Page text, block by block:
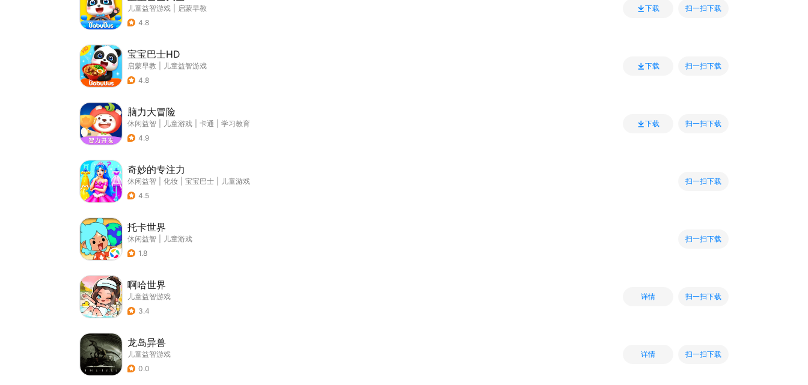
儿童益智游戏
启蒙早教
4.8
下载 扫一扫下载
宝宝巴士HD
启蒙早教
儿童益智游戏
4.8
下载 扫一扫下载
脑力大冒险
休闲益智 儿童游戏 卡通
学习教育
4.9
下载 扫一扫下载
奇妙的专注力
休闲益智 化妆 宝宝巴士
儿童游戏
4.5
扫一扫下载
托卡世界
休闲益智
儿童游戏
1.8
扫一扫下载
啊哈世界
儿童益智游戏
3.4
详情 扫一扫下载
龙岛异兽
儿童益智游戏
0.0
详情 扫一扫下载